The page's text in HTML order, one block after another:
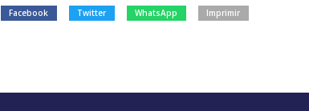
Facebook Twitter WhatsApp Imprimir